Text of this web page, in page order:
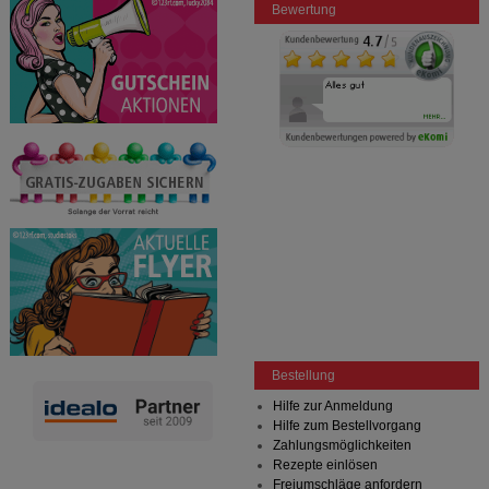
Bitte beachten Sie, dass Daten hierfür teilweise an
Dritte wie z.B. Google oder soziale Medien
übertragen werden.
Bewertung
Bestellung
Hilfe zur Anmeldung
Hilfe zum Bestellvorgang
Zahlungsmöglichkeiten
Rezepte einlösen
Freiumschläge anfordern